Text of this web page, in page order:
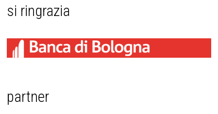
si ringrazia
partner